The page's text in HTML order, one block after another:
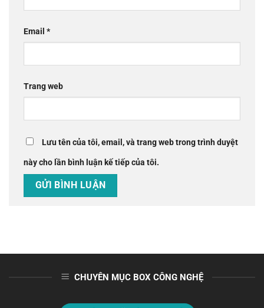
Email *
Trang web
Lưu tên của tôi, email, và trang web trong trình duyệt
này cho lần bình luận kế tiếp của tôi.
CHUYÊN MỤC BOX CÔNG NGHỆ